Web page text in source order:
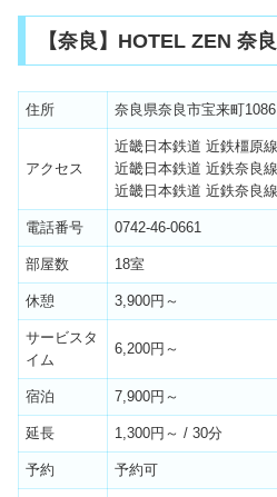
【奈良】HOTEL ZEN 奈
住所 奈良県奈良市宝来町1086
アクセス
近畿日本鉄道 近鉄橿原
近畿日本鉄道 近鉄奈良
近畿日本鉄道 近鉄奈良
電話番号 0742-46-0661
部屋数 18室
休憩 3,900円～
サービスタ
イム
6,200円～
宿泊 7,900円～
延長 1,300円～ / 30分
予約 予約可